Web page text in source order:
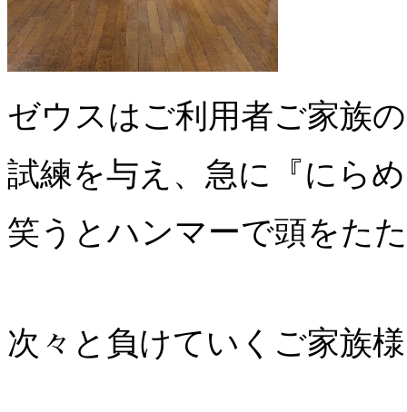
ゼウスはご利用者ご家族
試練を与え、急に『にら
笑うとハンマーで頭をた
次々と負けていくご家族